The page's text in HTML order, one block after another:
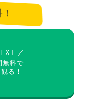
／
無料で
る！